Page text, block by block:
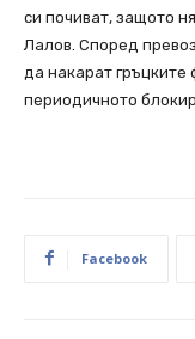
си почиват, защото
Лалов. Според
да накарат
периодичното
Facebook